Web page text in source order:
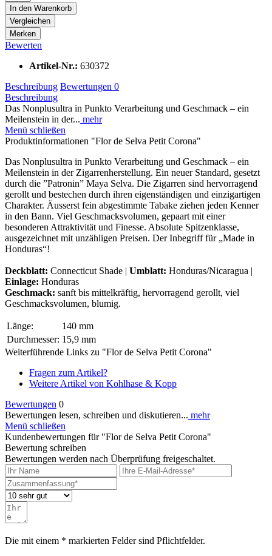
In den Warenkorb
Vergleichen
Merken
Bewerten
Artikel-Nr.: 630372
Beschreibung Bewertungen 0
Beschreibung
Das Nonplusultra in Punkto Verarbeitung und Geschmack – ein
Meilenstein in der... mehr
Menü schließen
Produktinformationen "Flor de Selva Petit Corona"
Das Nonplusultra in Punkto Verarbeitung und Geschmack – ein
Meilenstein in der Zigarrenherstellung. Ein neuer Standard, gesetzt
durch die ”Patronin” Maya Selva. Die Zigarren sind hervorragend
gerollt und bestechen durch ihren eigenständigen und einzigartigen
Charakter. Äusserst fein abgestimmte Tabake ziehen jeden Kenner
in den Bann. Viel Geschmacksvolumen, gepaart mit einer
besonderen Attraktivität und Finesse. Absolute Spitzenklasse,
ausgezeichnet mit unzähligen Preisen. Der Inbegriff für „Made in
Honduras“!
Deckblatt: Connecticut Shade | Umblatt: Honduras/Nicaragua |
Einlage: Honduras
Geschmack: sanft bis mittelkräftig, hervorragend gerollt, viel
Geschmacksvolumen, blumig.
Länge:
140 mm
Durchmesser: 15,9 mm
Weiterführende Links zu "Flor de Selva Petit Corona"
Fragen zum Artikel?
Weitere Artikel von Kohlhase & Kopp
Bewertungen 0
Bewertungen lesen, schreiben und diskutieren... mehr
Menü schließen
Kundenbewertungen für "Flor de Selva Petit Corona"
Bewertung schreiben
Bewertungen werden nach Überprüfung freigeschaltet.
Die mit einem * markierten Felder sind Pflichtfelder.